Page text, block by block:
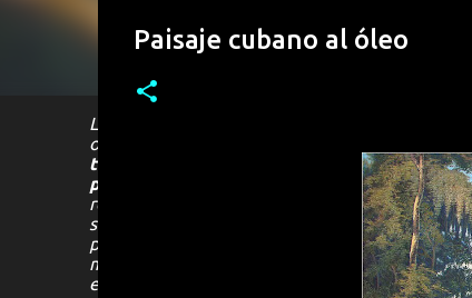
La
optado por el
típicos cubanos
y lugares muy representativos
paisaje
más íntimo y personal, como es el caso
representativos de
, como la palma real
su
a partir de una reinterpretación de
plasmar en el
, una visión personal de la
mezclándose entre sí, para dar como resultado
evocador, pero que sin dudas logra seducir al
Paisaje cubano al óleo